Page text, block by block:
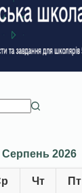
Серпень 2026
Чт Пт